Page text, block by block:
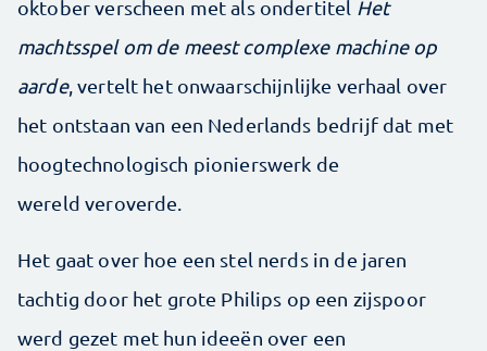
oktober verscheen met als ondertitel Het
machtsspel om de meest complexe machine op
aarde, vertelt het onwaarschijnlijke verhaal over
het ontstaan van een Nederlands bedrijf dat met
hoogtechnologisch pionierswerk de
wereld veroverde.
Het gaat over hoe een stel nerds in de jaren
tachtig door het grote Philips op een zijspoor
werd gezet met hun ideeën over een